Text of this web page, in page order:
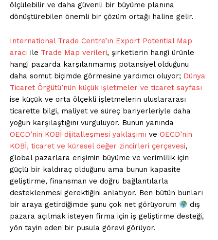
ölçülebilir ve daha güvenli bir büyüme planına
dönüştürebilen önemli bir çözüm ortağı haline gelir.
International Trade Centre’ın Export Potential Map
aracı ile Trade Map verileri, şirketlerin hangi ürünle
hangi pazarda karşılanmamış potansiyel olduğunu
daha somut biçimde görmesine yardımcı oluyor; Dünya
Ticaret Örgütü’nün küçük işletmeler ve ticaret sayfası
ise küçük ve orta ölçekli işletmelerin uluslararası
ticarette bilgi, maliyet ve süreç bariyerleriyle daha
yoğun karşılaştığını vurguluyor. Bunun yanında
OECD’nin KOBİ dijitalleşmesi yaklaşımı ve OECD’nin
KOBİ, ticaret ve küresel değer zincirleri çerçevesi,
global pazarlara erişimin büyüme ve verimlilik için
güçlü bir kaldıraç olduğunu ama bunun kapasite
geliştirme, finansman ve doğru bağlantılarla
desteklenmesi gerektiğini anlatıyor. Ben bütün bunları
bir araya getirdiğimde şunu çok net görüyorum
dış
pazara açılmak isteyen firma için iş geliştirme desteği,
yön tayin eden bir pusula görevi görüyor.